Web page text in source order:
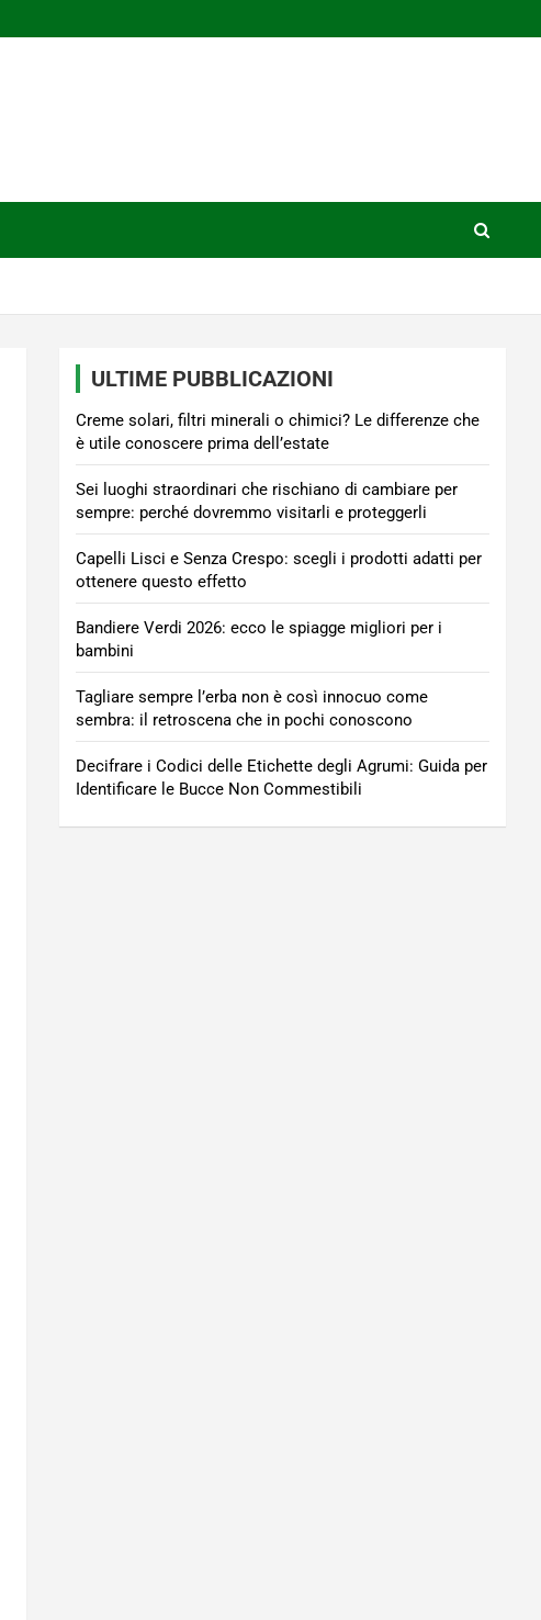
ULTIME PUBBLICAZIONI
Creme solari, filtri minerali o chimici? Le differenze che
è utile conoscere prima dell’estate
Sei luoghi straordinari che rischiano di cambiare per
sempre: perché dovremmo visitarli e proteggerli
Capelli Lisci e Senza Crespo: scegli i prodotti adatti per
ottenere questo effetto
Bandiere Verdi 2026: ecco le spiagge migliori per i
bambini
Tagliare sempre l’erba non è così innocuo come
sembra: il retroscena che in pochi conoscono
Decifrare i Codici delle Etichette degli Agrumi: Guida per
Identificare le Bucce Non Commestibili